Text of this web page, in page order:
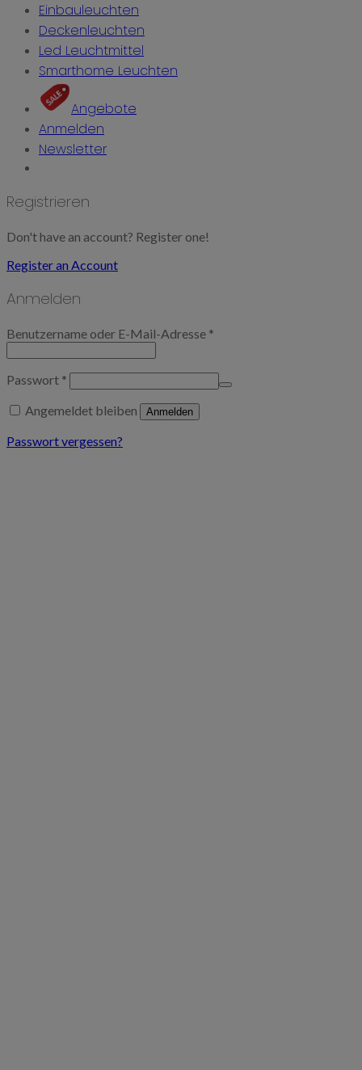
Einbauleuchten
Deckenleuchten
Led Leuchtmittel
Smarthome Leuchten
Angebote
Anmelden
Newsletter
Registrieren
Don't have an account? Register one!
Register an Account
Anmelden
Benutzername oder E-Mail-Adresse *
Passwort *
Angemeldet bleiben
Anmelden
Passwort vergessen?